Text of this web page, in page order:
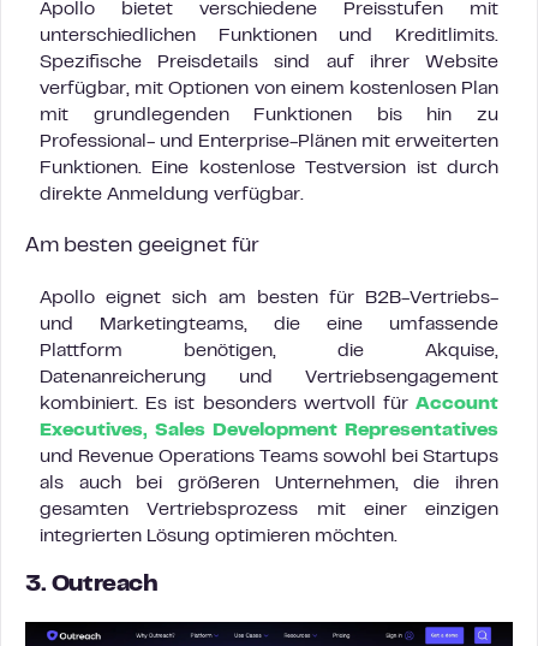
Apollo bietet verschiedene Preisstufen mit
unterschiedlichen Funktionen und Kreditlimits.
Spezifische Preisdetails sind auf ihrer Website
verfügbar, mit Optionen von einem kostenlosen Plan
mit grundlegenden Funktionen bis hin zu
Professional- und Enterprise-Plänen mit erweiterten
Funktionen. Eine kostenlose Testversion ist durch
direkte Anmeldung verfügbar.
Am besten geeignet für
Apollo eignet sich am besten für B2B-Vertriebs-
und Marketingteams, die eine umfassende
Plattform benötigen, die Akquise,
Datenanreicherung und Vertriebsengagement
kombiniert. Es ist besonders wertvoll für Account
Executives, Sales Development Representatives
und Revenue Operations Teams sowohl bei Startups
als auch bei größeren Unternehmen, die ihren
gesamten Vertriebsprozess mit einer einzigen
integrierten Lösung optimieren möchten.
3. Outreach